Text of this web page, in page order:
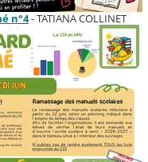
n°4- TATIANA COLLINET